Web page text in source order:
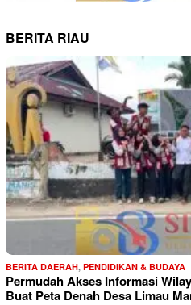
BERITA RIAU
BERITA DAERAH, PENDIDIKAN & BUDAYA
Permudah Akses Informasi
Buat Peta Denah Desa Limau